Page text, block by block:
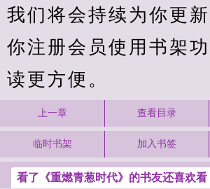
我们将会持续为你更
你注册会员使用书架
读更方便。
上一章 查看目录
临时书架 加入书签
看了《重燃青葱时代》的书友还喜欢看